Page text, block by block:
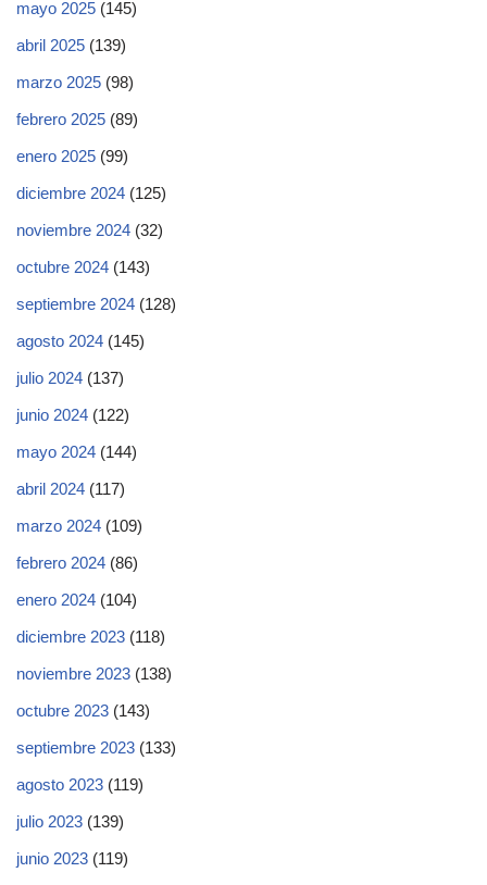
mayo 2025 (145)
abril 2025 (139)
marzo 2025 (98)
febrero 2025 (89)
enero 2025 (99)
diciembre 2024 (125)
noviembre 2024 (32)
octubre 2024 (143)
septiembre 2024 (128)
agosto 2024 (145)
julio 2024 (137)
junio 2024 (122)
mayo 2024 (144)
abril 2024 (117)
marzo 2024 (109)
febrero 2024 (86)
enero 2024 (104)
diciembre 2023 (118)
noviembre 2023 (138)
octubre 2023 (143)
septiembre 2023 (133)
agosto 2023 (119)
julio 2023 (139)
junio 2023 (119)